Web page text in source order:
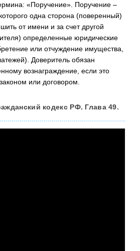
«Поручение». Поручение –
одна сторона (поверенный)
от имени и за счет другой
определенные юридические
или отчуждение имущества,
Доверитель обязан
вознаграждение, если это
или договором.
кодекс РФ. Глава 49.